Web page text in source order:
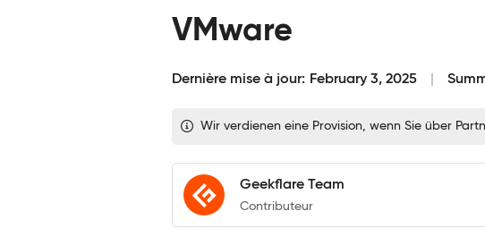
VMware
Dernière mise à jour: February 3, 2025
Wir verdienen eine Provision, wenn Sie über
Geekflare Team
Contributeur